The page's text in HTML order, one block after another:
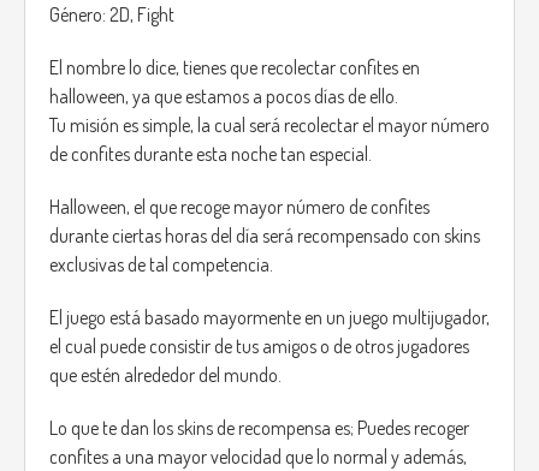
Género: 2D, Fight
El nombre lo dice, tienes que recolectar confites en
halloween, ya que estamos a pocos días de ello.
Tu misión es simple, la cual será recolectar el mayor número
de confites durante esta noche tan especial.
Halloween, el que recoge mayor número de confites
durante ciertas horas del día será recompensado con skins
exclusivas de tal competencia.
El juego está basado mayormente en un juego multijugador,
el cual puede consistir de tus amigos o de otros jugadores
que estén alrededor del mundo.
Lo que te dan los skins de recompensa es; Puedes recoger
confites a una mayor velocidad que lo normal y además,